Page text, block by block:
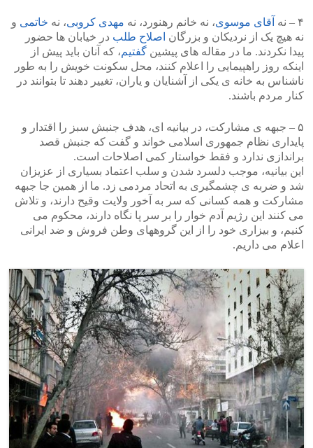
۴ – نه آقای موسوی، نه خانم رهنورد، نه مهدی کروبی، نه خاتمی و
نه هیچ یک از نردیکان و بزرگان اصلاح طلب در خیابان ها حضور
پیدا نکردند. ما در مقاله های پیشین گفتیم، که آنان باید پیش از
اینکه روز راهپیمایی را اعلام کنند، محل سکونت خویش را به طور
ناشناس به خانه ی یکی از آشنایان و یاران، تغییر دهند تا بتوانند در
کنار مردم باشند.
۵ – جبهه ی مشارکت، در بیانیه ای، هدف جنبش سبز را اقتدار و
پایداری نظام جمهوری اسلامی خواند و گفت که جنبش قصد
براندازی ندارد و فقط خواستار کمی اصلاحات است.
این بیانیه، موجب دلسرد شدن و سلب اعتماد بسیاری از عزیزان
شد و ضربه ی چشمگیری به اتحاد مردمی زد. ما از همین جا جبهه
مشارکت و همه کسانی که سر به آخور ولایت وقیح دارند، و تلاش
می کنند این رژیم آدم خوار را بر سر پا نگاه دارند، محکوم می
کنیم، و بیزاری خود را از این گروههای وطن فروش و ضد ایرانی
اعلام می داریم.